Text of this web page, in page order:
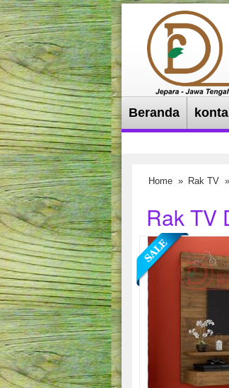
Beranda
Home » Rak TV
Rak TV